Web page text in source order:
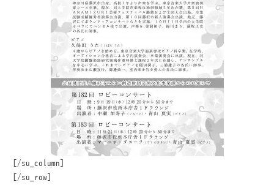
[/su_column]
[/su_row]